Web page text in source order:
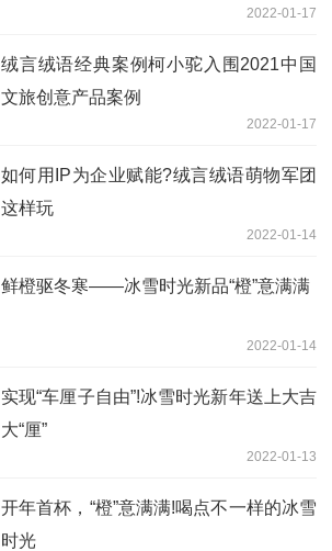
2022-01-17
绒言绒语经典案例柯小驼入围2021中国
文旅创意产品案例
2022-01-17
如何用IP为企业赋能?绒言绒语萌物军团
这样玩
2022-01-14
鲜橙驱冬寒——冰雪时光新品“橙”意满满
2022-01-14
实现“车厘子自由”!冰雪时光新年送上大吉
大“厘”
2022-01-13
开年首杯，“橙”意满满!喝点不一样的冰雪
时光